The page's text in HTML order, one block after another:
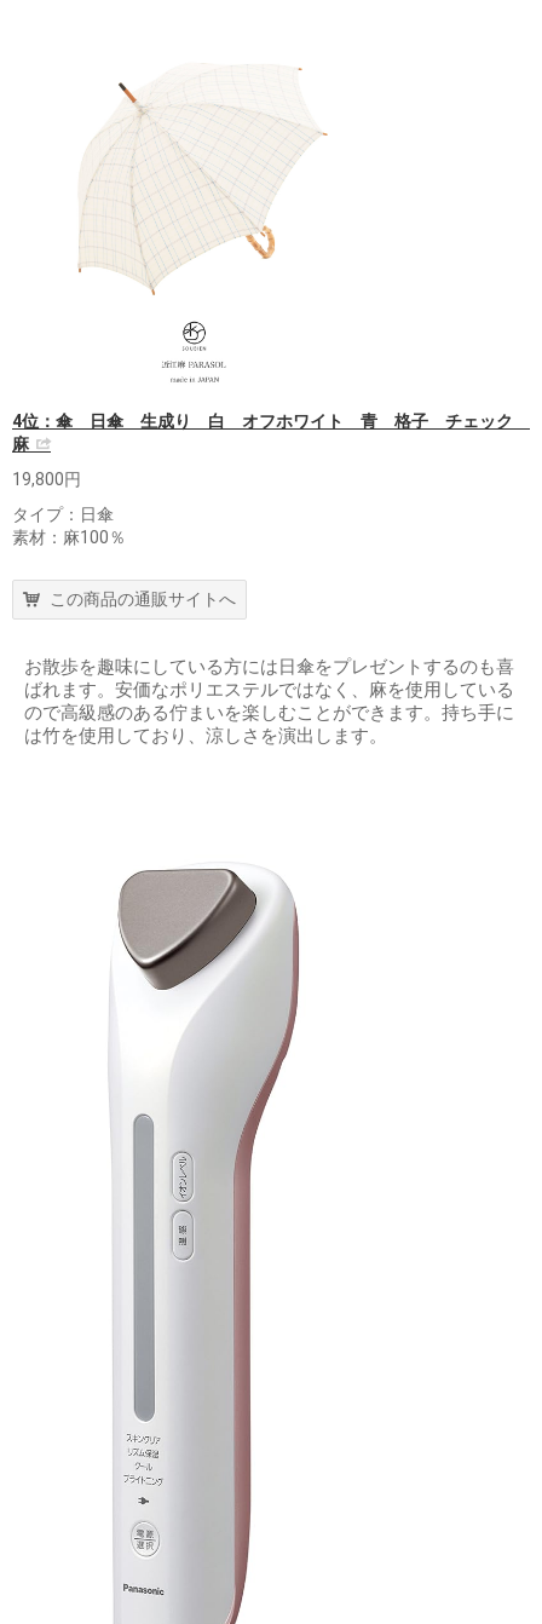
4位：傘 日傘 生成り 白 オフホワイト 青 格子 チェック
麻
19,800円
タイプ：日傘
素材：麻100％
この商品の通販サイトへ
お散歩を趣味にしている方には日傘をプレゼントするのも喜
ばれます。安価なポリエステルではなく、麻を使用している
ので高級感のある佇まいを楽しむことができます。持ち手に
は竹を使用しており、涼しさを演出します。